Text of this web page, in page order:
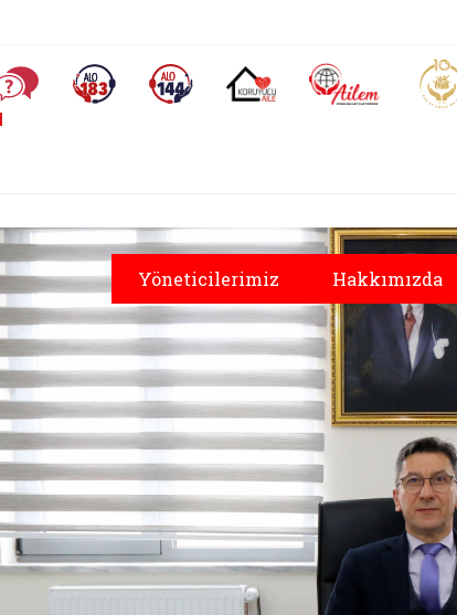
Sıkça Sorulan SorularAlo 183 (yeni sekmede açılır)Alo 144 (yeni sekmede açılır)Koruyucu Aile (yeni sekmede
AİLEM
Yöneticilerimiz Hakkımızda